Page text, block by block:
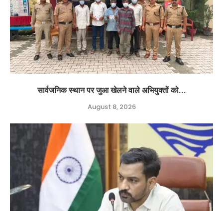
सार्वजनिक स्थान पर जुआ खेलने वाले अभियुक्तों को...
August 8, 2026